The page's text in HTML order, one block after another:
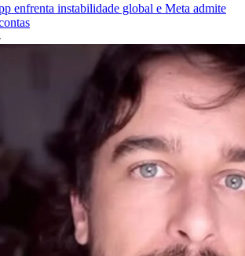
enfrenta instabilidade global e Meta admite